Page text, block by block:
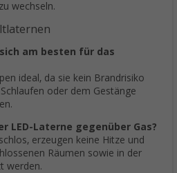
wechseln.
am besten für das
ideal, da sie kein Brandrisiko
oder dem Gestänge
LED-Laterne gegenüber Gas?
erzeugen keine Hitze und
Räumen sowie in der
werden.